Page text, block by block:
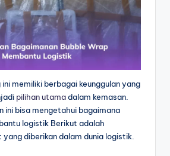
memiliki berbagai keunggulan yang
pilihan utamadalam kemasan.
ini bisa mengetahui bagaimana
logistik Berikut adalah
diberikan dalam dunia logistik.